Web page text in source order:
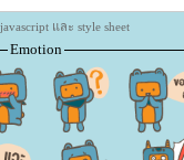
และ style sheet
Emotion